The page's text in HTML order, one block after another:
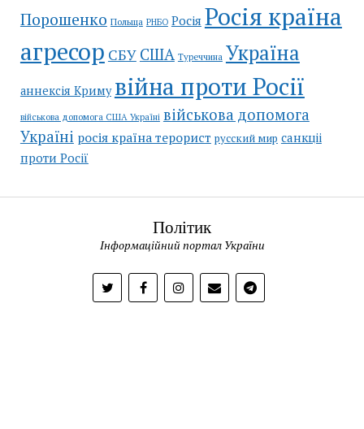
Порошенко Польща РНБО Росія Росія країна
агресор СБУ США Туреччина Україна
аннексія Криму війна проти Росії
військова допомога США Україні військова допомога
Україні росія країна терорист русский мир санкціі
проти Росії
Політик
Інформаційний портал України